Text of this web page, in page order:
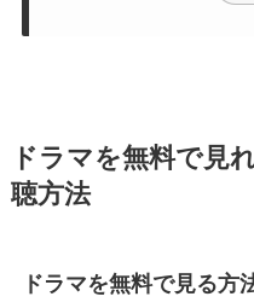
ドラマを無料で見
聴方法
ドラマを無料で見る方